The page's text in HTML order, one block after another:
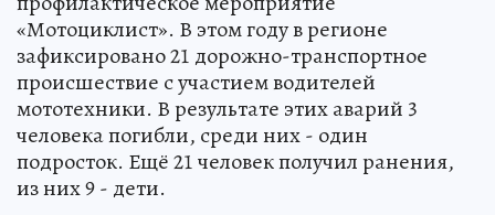
«Мотоциклист». В этом году в регионе
зафиксировано 21 дорожно-транспортное
происшествие с участием водителей
мототехники. В результате этих аварий 3
человека погибли, среди них - один
подросток. Ещё 21 человек получил ранения,
из них 9 - дети.